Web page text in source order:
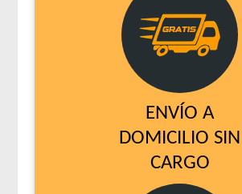
ENVÍO A
DOMICILIO SIN
CARGO